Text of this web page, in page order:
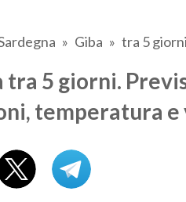
Giba tra 5 giorni
tra 5 giorni.
temperatura e